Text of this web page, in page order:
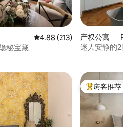
条评价平均评分 4.88 分（满分 5
4.88 (213)
秘宝藏
产权公寓 ｜
迷人安静的
热门「房客
房客推荐